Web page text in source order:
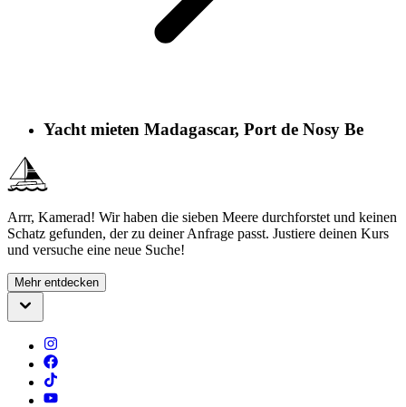
Yacht mieten Madagascar, Port de Nosy Be
Arrr, Kamerad! Wir haben die sieben Meere durchforstet und keinen
Schatz gefunden, der zu deiner Anfrage passt. Justiere deinen Kurs
und versuche eine neue Suche!
Mehr entdecken